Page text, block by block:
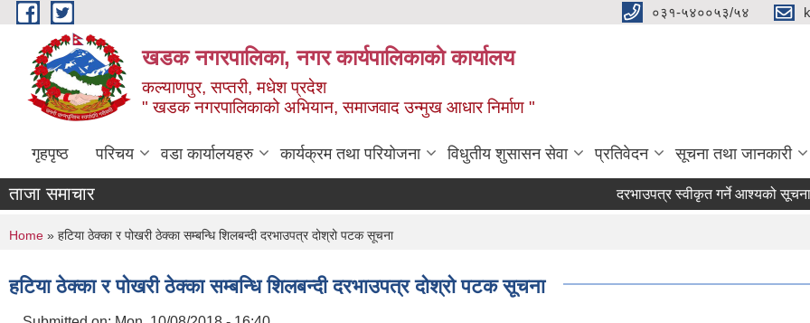
Skip to main content ०३१-५४००५३/५४
खडक नगरपालिका, नगर कार्यपालिकाकाे कार्यालय
कल्याणपुर, सप्तरी, मधेश प्रदेश
" खडक नगरपालिकाको अभियान, समाजवाद उन्मुख आधार निर्माण "
गृहपृष्ठ परिचय वडा कार्यालयहरु कार्यक्रम तथा परियोजना विधुतीय शुसासन सेवा प्रतिवेदन सूचना तथा जानकारी
ताजा समाचार दरभाउपत्र स्वीकृत गर्ने आश्यको सूचना
You are here
Home » हटिया ठेक्का र पोखरी ठेक्का सम्बन्धि शिलबन्दी दरभाउपत्र दोश्रो पटक सूचना
हटिया ठेक्का र पोखरी ठेक्का सम्बन्धि शिलबन्दी दरभाउपत्र दोश्रो पटक सूचना